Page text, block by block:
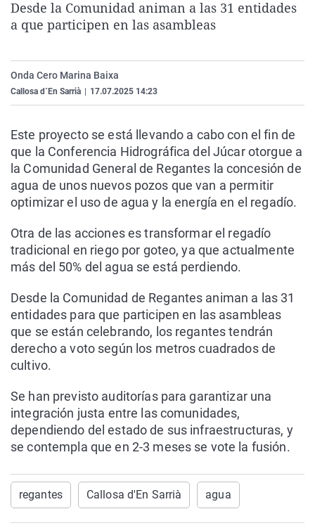
La rosa de los vientos
Como el perro y el
Caso
Equipo de
Extremadura
La Rioja
País Vasco
Virales
Elecciones
Desde la Comunidad animan a las 31 entidades
a que participen en las asambleas
Onda Cero Marina Baixa
Callosa d´En Sarrià 17.07.2025 14:23
Este proyecto se está llevando a cabo con el fin de
que la Conferencia Hidrográfica del Júcar otorgue a
la Comunidad General de Regantes la concesión de
agua de unos nuevos pozos que van a permitir
optimizar el uso de agua y la energía en el regadío.
Otra de las acciones es transformar el regadío
tradicional en riego por goteo, ya que actualmente
más del 50% del agua se está perdiendo.
Desde la Comunidad de Regantes animan a las 31
entidades para que participen en las asambleas
que se están celebrando, los regantes tendrán
derecho a voto según los metros cuadrados de
cultivo.
Se han previsto auditorías para garantizar una
integración justa entre las comunidades,
dependiendo del estado de sus infraestructuras, y
se contempla que en 2-3 meses se vote la fusión.
regantes Callosa d'En Sarrià agua